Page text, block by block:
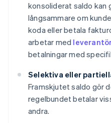
konsoliderat saldo kan
långsammare om
koda eller betala
arbetar med
betalningar med
Selektiva eller
Framskjutet saldo gör
regelbundet betalar
andra.